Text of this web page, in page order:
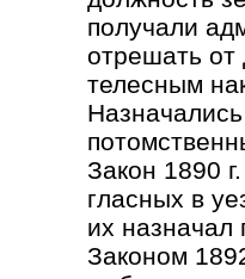
получали
отрешать от
телесным
Закон 1890
гласных в
их назначал
Законом